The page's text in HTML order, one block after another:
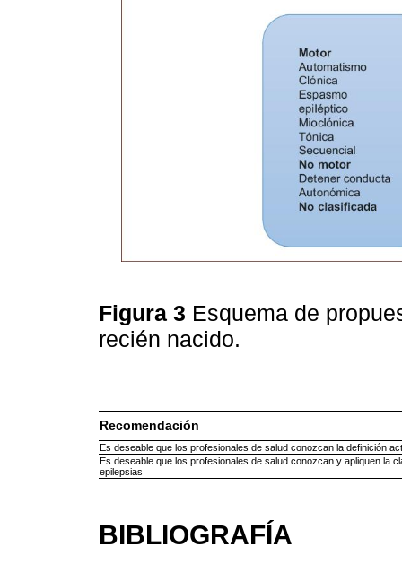
Figura 3 Esquema de
recién nacido.
Recomendación
Es deseable que los profesionales de salud conozcan la definición
Es deseable que los profesionales de salud conozcan y apliquen la
epilepsias
BIBLIOGRAFÍA